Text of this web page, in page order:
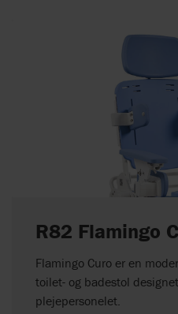
R82 Flamingo
Flamingo Curo er en
toilet- og badestol
plejepersonelet.